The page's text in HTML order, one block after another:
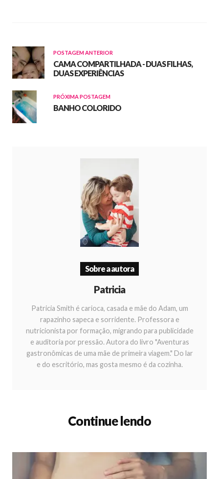
POSTAGEM ANTERIOR
CAMA COMPARTILHADA - DUAS FILHAS,
DUAS EXPERIÊNCIAS
PRÓXIMA POSTAGEM
BANHO COLORIDO
Sobre a autora
Patricia
Patricia Smith é carioca, casada e mãe do Adam, um
rapazinho sapeca e sorridente. Professora e
nutricionista por formação, migrando para publicidade
e auditoria por pressão. Autora do livro "Aventuras
gastronômicas de uma mãe de primeira viagem." Do lar
e do escritório, mas gosta mesmo é da cozinha.
Continue lendo